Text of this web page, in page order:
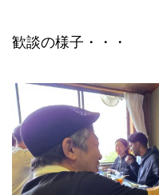
歓談の様子・・・